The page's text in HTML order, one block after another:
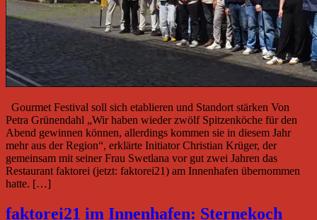
Gourmet Festival soll sich etablieren und Standort stärken Von
Petra Grünendahl „Wir haben wieder zwölf Spitzenköche für den
Abend gewinnen können, allerdings kommen sie in diesem Jahr
mehr aus der Region“, erklärte Initiator Christian Krüger, der
gemeinsam mit seiner Frau Swetlana vor gut zwei Jahren das
Restaurant faktorei (jetzt: faktorei21) am Innenhafen übernommen
hatte. […]
faktorei21 im Innenhafen: Sternekoch